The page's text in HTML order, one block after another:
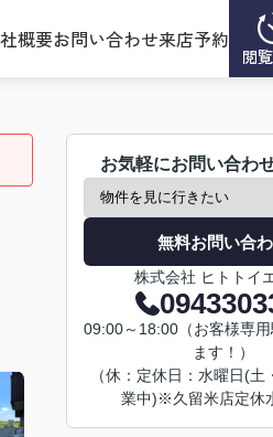
概要お問い合わせ来店予約
閲
お気軽にお問い合わ
無料お問い合
株式会社 ヒトトイ
09:00～18:00（お客様専
ます！）
（休：定休日：水曜日(土
業中)※久留米店定休